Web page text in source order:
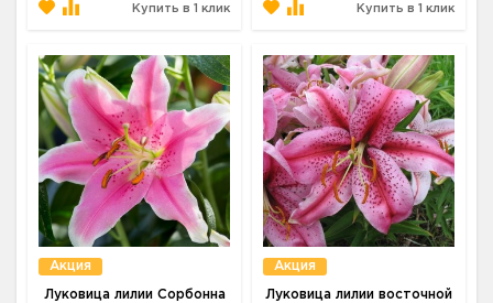
Купить в 1 клик Купить в 1 клик
Акция
Луковица лилии Сорбонна
Акция
Луковица лилии восточной